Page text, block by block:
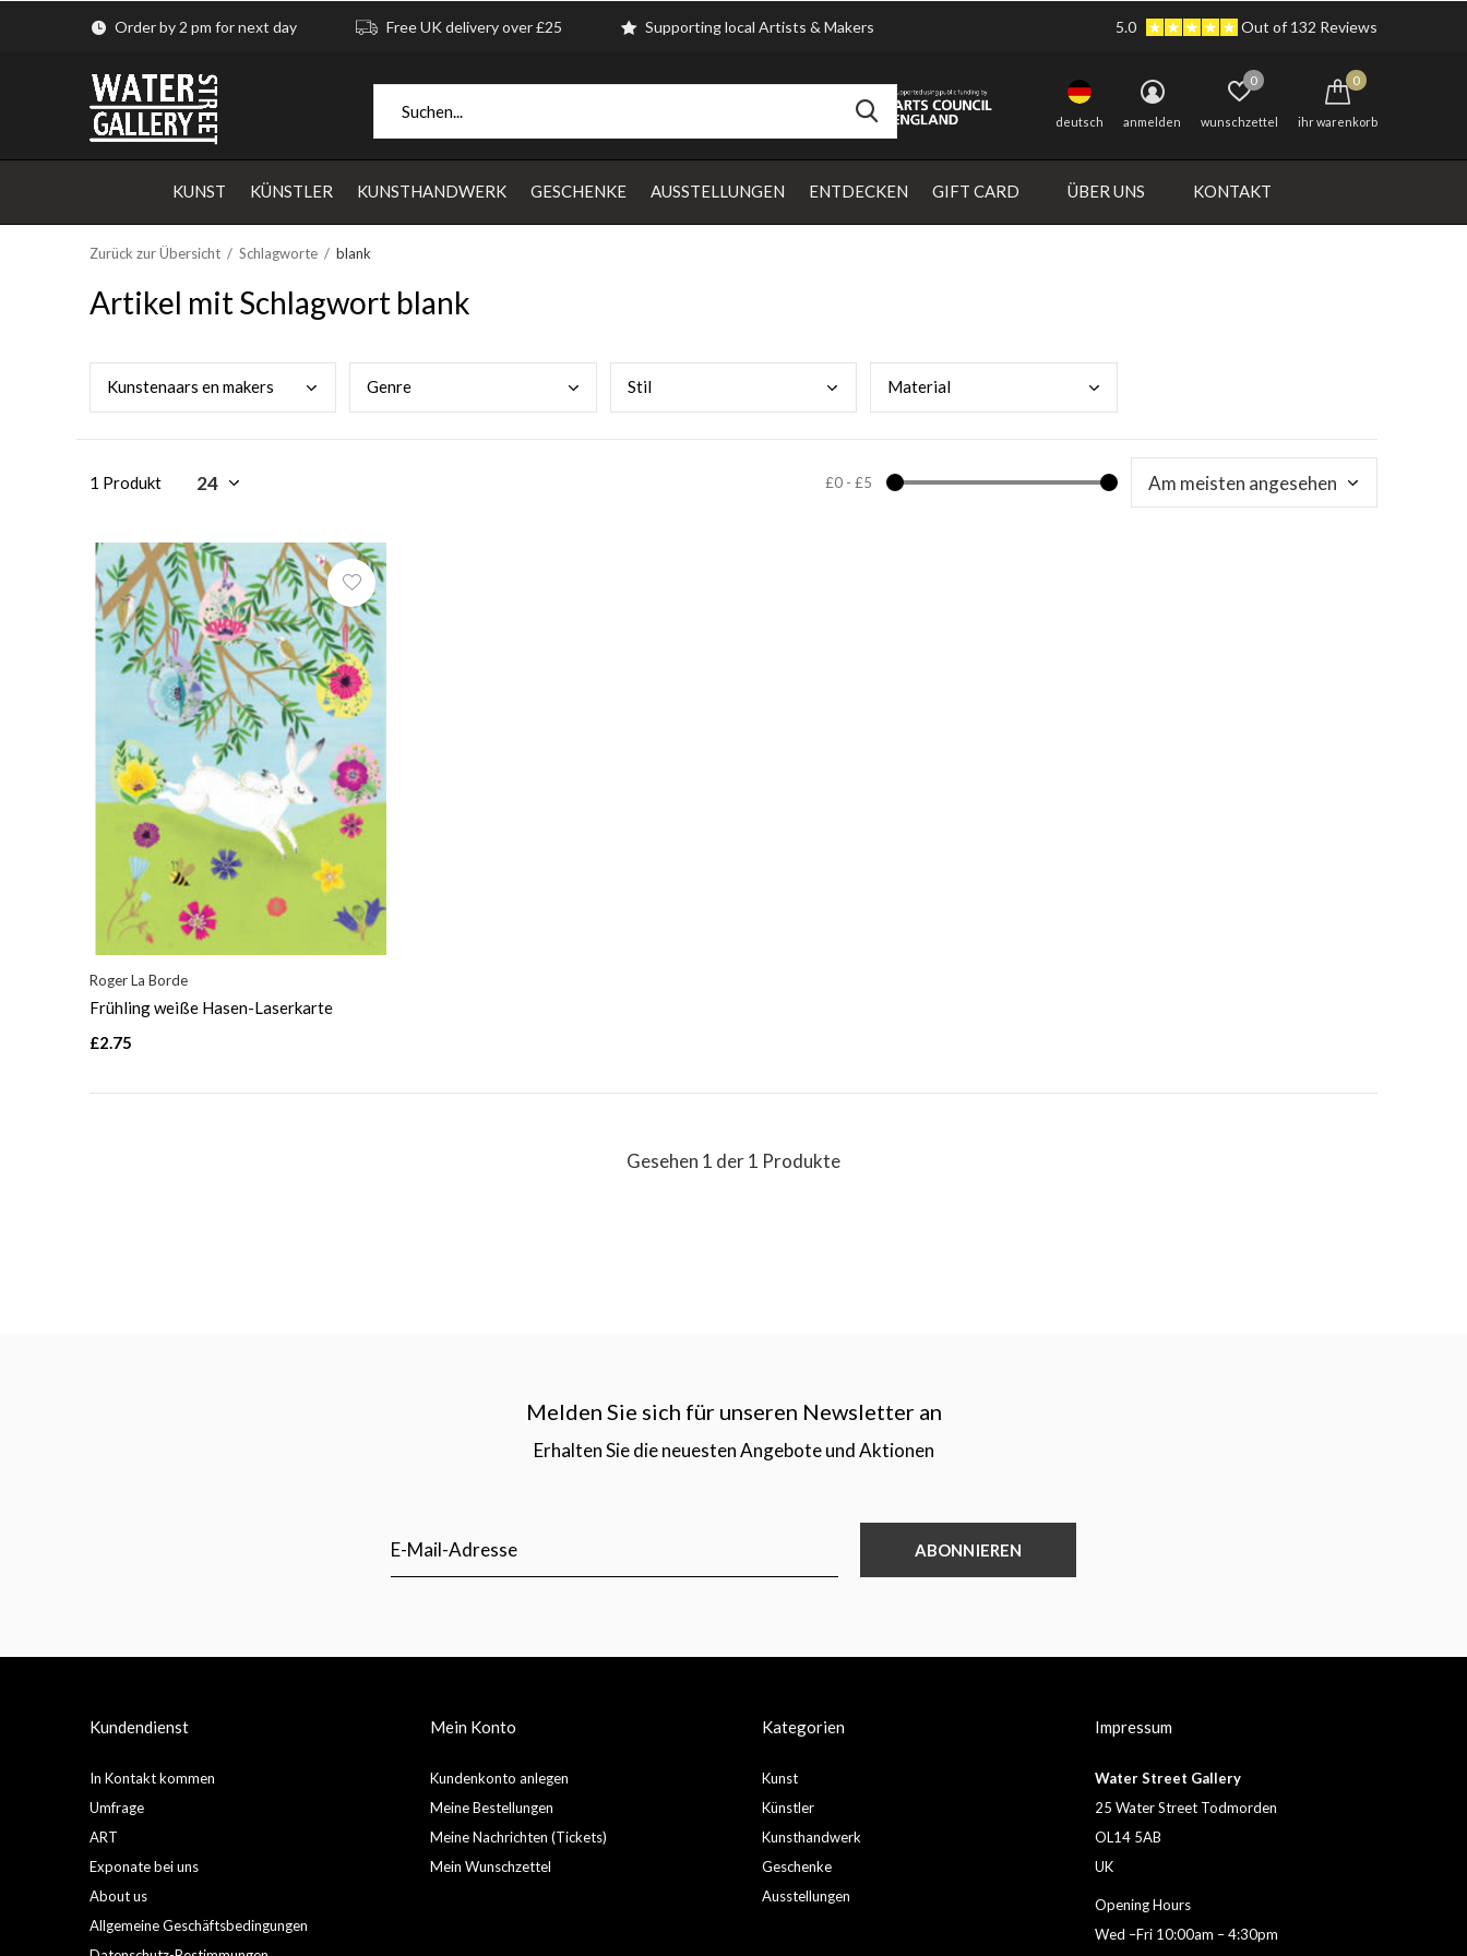
KUNST KÜNSTLER KUNSTHANDWERK GESCHENKE AUSSTELLUNGEN ENTDECKEN GIFT CARD ÜBER UNS KONTAKT
deutsch anmelden wunschzettel
0
ihr warenkorb
0
Order by 2 pm for next day Free UK delivery over £25 Supporting local Artists & Makers 5.0 Out of 132 Reviews
Zurück zur Übersicht Schlagworte blank
Artikel mit Schlagwort blank
Kunstenaars en makers Genre Stil Material
1 Produkt £0- £5
Roger La Borde
Frühling weiße Hasen-Laserkarte
£2.75
Gesehen 1 der 1 Produkte
Melden Sie sich für unseren Newsletter an
Erhalten Sie die neuesten Angebote und Aktionen
ABONNIEREN
Kundendienst
In Kontakt kommen
Umfrage
ART
Exponate bei uns
About us
Allgemeine Geschäftsbedingungen
Mein Konto
Kundenkonto anlegen
Meine Bestellungen
Meine Nachrichten (Tickets)
Mein Wunschzettel
Kategorien
Kunst
Künstler
Kunsthandwerk
Geschenke
Ausstellungen
Impressum
Water Street Gallery
25 Water Street Todmorden
OL14 5AB
UK
Opening Hours
Wed –Fri 10:00am – 4:30pm